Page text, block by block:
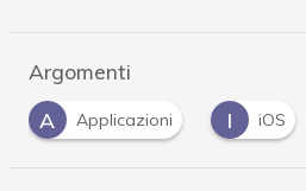
Argomenti
I
iOS M malware